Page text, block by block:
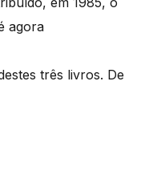
agora
três livros. De